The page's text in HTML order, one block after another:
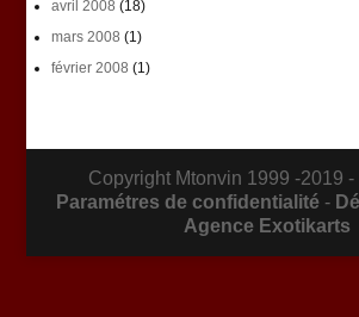
avril 2008 (18)
mars 2008 (1)
février 2008 (1)
Copyright Mtonvin 1999 -2019 -
Paramétres de confidentialité -
Agence Exotikarts